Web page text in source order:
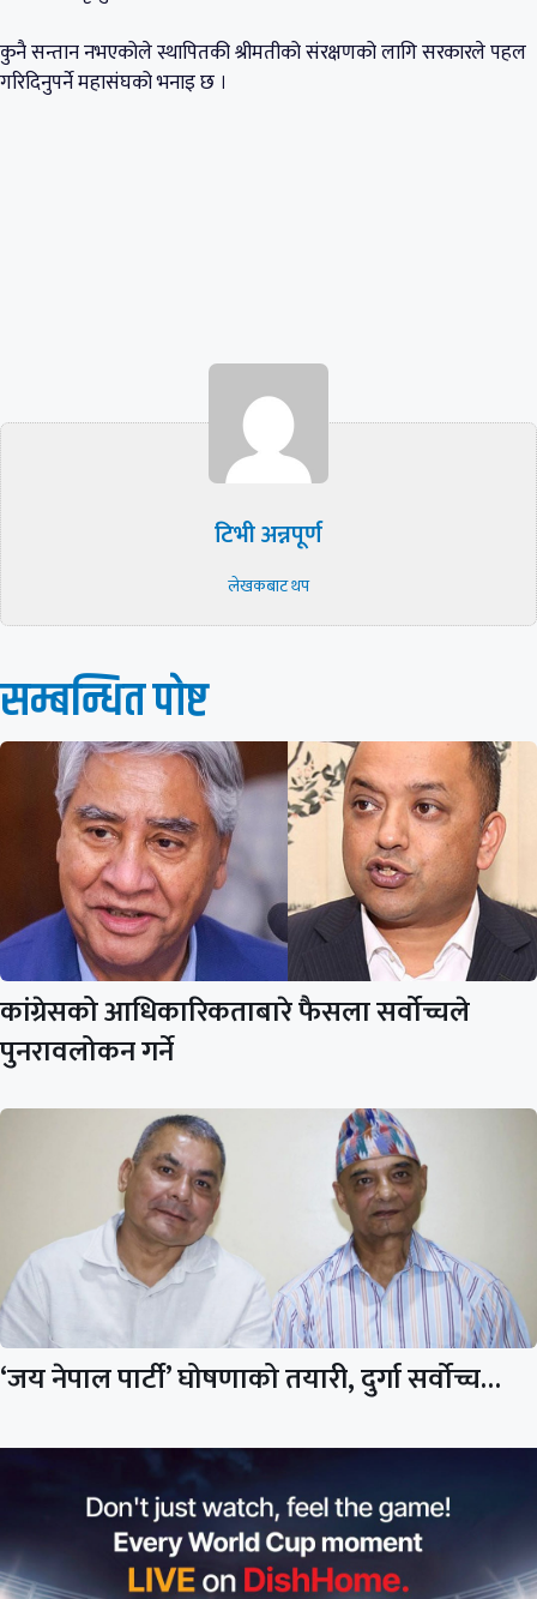
कुनै सन्तान नभएकोले स्थापितकी श्रीमतीको संरक्षणको लागि सरकारले पहल
गरिदिनुपर्ने महासंघको भनाइ छ ।
टिभी अन्नपूर्ण
लेखकबाट थप
सम्बन्धित पाेष्ट
कांग्रेसको आधिकारिकताबारे फैसला सर्वोच्चले
पुनरावलोकन गर्ने
‘जय नेपाल पार्टी’ घोषणाको तयारी, दुर्गा सर्वोच्च…